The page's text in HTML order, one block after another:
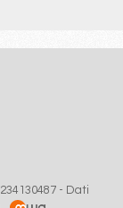
- Dati